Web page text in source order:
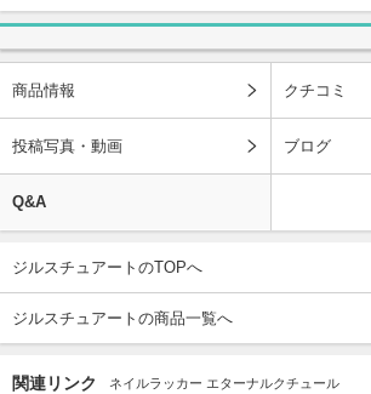
商品情報 クチコミ
投稿写真・動画 ブログ
Q&A
ジルスチュアートのTOPへ
ジルスチュアートの商品一覧へ
関連リンク ネイルラッカー エターナルクチュール